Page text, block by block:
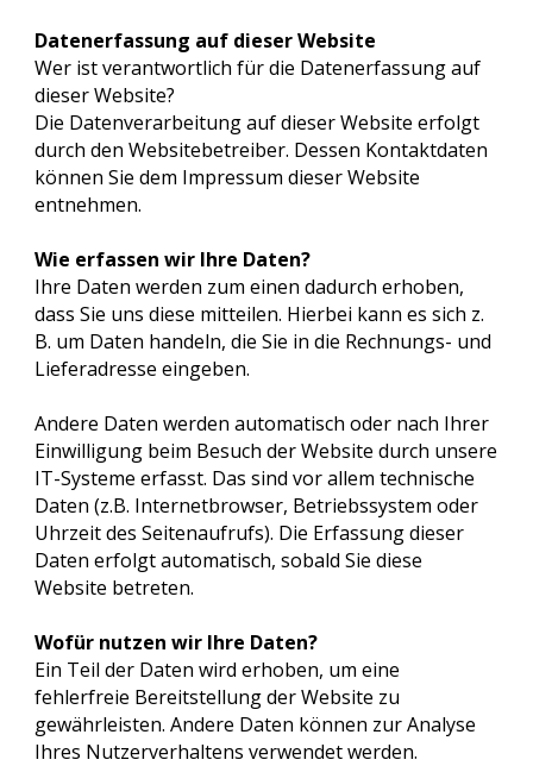
Datenerfassung auf dieser Website
Wer ist verantwortlich für die Datenerfassung auf
dieser Website?
Die Datenverarbeitung auf dieser Website erfolgt
durch den Websitebetreiber. Dessen Kontaktdaten
können Sie dem Impressum dieser Website
entnehmen.
Wie erfassen wir Ihre Daten?
Ihre Daten werden zum einen dadurch erhoben,
dass Sie uns diese mitteilen. Hierbei kann es sich z.
B. um Daten handeln, die Sie in die Rechnungs- und
Lieferadresse eingeben.
Andere Daten werden automatisch oder nach Ihrer
Einwilligung beim Besuch der Website durch unsere
IT-Systeme erfasst. Das sind vor allem technische
Daten (z.B. Internetbrowser, Betriebssystem oder
Uhrzeit des Seitenaufrufs). Die Erfassung dieser
Daten erfolgt automatisch, sobald Sie diese
Website betreten.
Wofür nutzen wir Ihre Daten?
Ein Teil der Daten wird erhoben, um eine
fehlerfreie Bereitstellung der Website zu
gewährleisten. Andere Daten können zur Analyse
Ihres Nutzerverhaltens verwendet werden.